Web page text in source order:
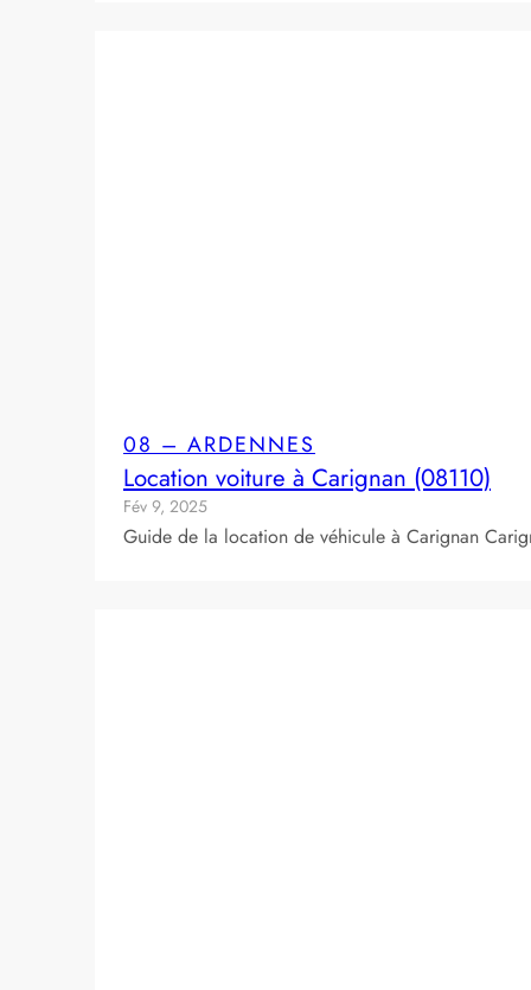
08 – ARDENNES
Location voiture à Carignan (08110)
Fév 9, 2025
Guide de la location de véhicule à Carignan